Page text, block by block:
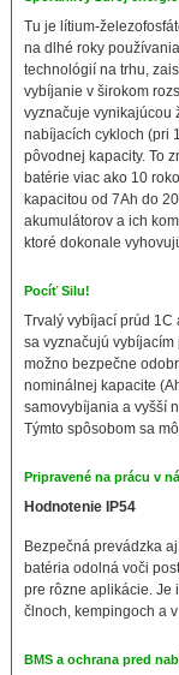
Tu je lítium-
na dlhé roky
technológií na trhu,
vybíjanie v širokom
vyznačuje vynikajúcou
nabíjacích cykloch (pri
pôvodnej kapacity. To
batérie viac ako 10
kapacitou od 7Ah do
akumulátorov a ich
ktoré dokonale
Pocíť Silu!
Trvalý vybíjací prúd 1C
sa vyznačujú vybíjacím
možno bezpečne
nominálnej kapacite
samovybíjania a vyšší
Týmto spôsobom sa
Pripravené na prácu v
Hodnotenie IP54
Bezpečná prevádzka
batéria odolná voči
pre rôzne aplikácie. Je
člnoch, kempingoch a
BMS a ochrana pred